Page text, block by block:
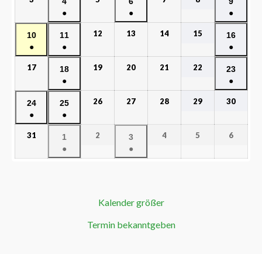
●
●
●
10
●
11
●
12 13 14 15
16
●
17
18
●
19 20 21 22
23
●
24
●
25
●
26 27 28 29 30
31
1
●
2
3
●
4 5 6
Kalender größer
Termin bekanntgeben